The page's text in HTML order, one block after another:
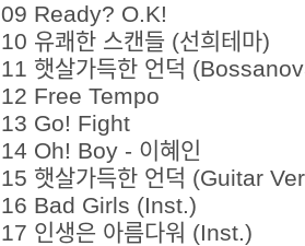
09 Ready? O.K!
10 유쾌한 스캔들 (선희
11 햇살가득한 언덕
12 Free Tempo
13 Go! Fight
14 Oh! Boy - 이혜인
15 햇살가득한 언덕
16 Bad Girls (Inst.)
17 인생은 아름다워